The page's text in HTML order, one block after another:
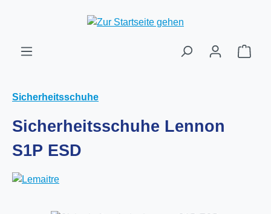
Zum Hauptinhalt springen
Sicherheitsschuhe
Sicherheitsschuhe Lennon
S1P ESD